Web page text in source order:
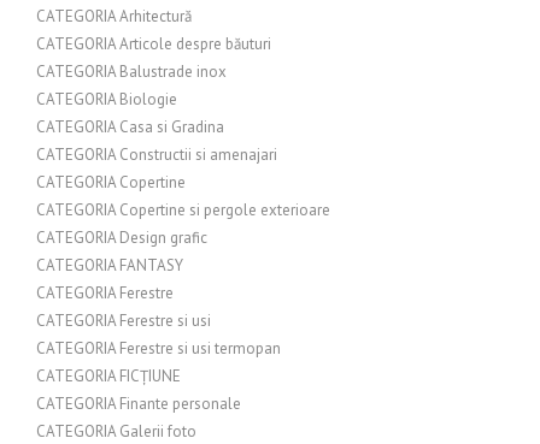
CATEGORIA Arhitectură
CATEGORIA Articole despre băuturi
CATEGORIA Balustrade inox
CATEGORIA Biologie
CATEGORIA Casa si Gradina
CATEGORIA Constructii si amenajari
CATEGORIA Copertine
CATEGORIA Copertine si pergole exterioare
CATEGORIA Design grafic
CATEGORIA FANTASY
CATEGORIA Ferestre
CATEGORIA Ferestre si usi
CATEGORIA Ferestre si usi termopan
CATEGORIA FICȚIUNE
CATEGORIA Finante personale
CATEGORIA Galerii foto